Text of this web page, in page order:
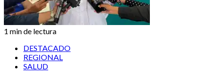
1 min de lectura
DESTACADO
REGIONAL
SALUD